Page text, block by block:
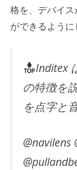
格を、デバイ
ができるように
Inditex
の特徴を
を点字と
@navilens